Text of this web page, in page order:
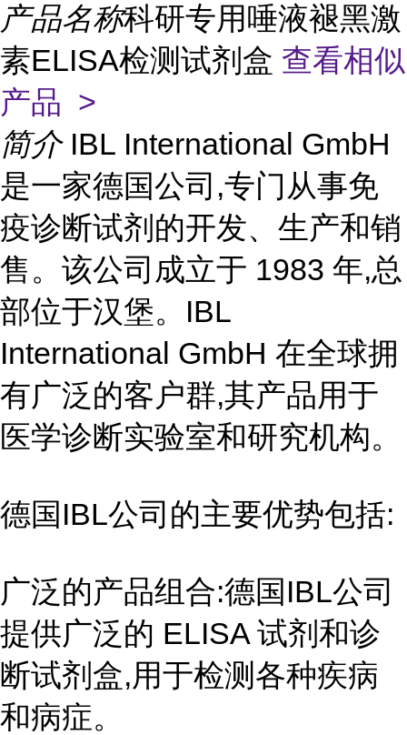
产品名称科研专用唾液褪黑激
素ELISA检测试剂盒 查看相似
产品 >
简介 IBL International GmbH
是一家德国公司,专门从事免
疫诊断试剂的开发、生产和销
售。该公司成立于 1983 年,总
部位于汉堡。IBL
International GmbH 在全球拥
有广泛的客户群,其产品用于
医学诊断实验室和研究机构。
德国IBL公司的主要优势包括:
广泛的产品组合:德国IBL公司
提供广泛的 ELISA 试剂和诊
断试剂盒,用于检测各种疾病
和病症。